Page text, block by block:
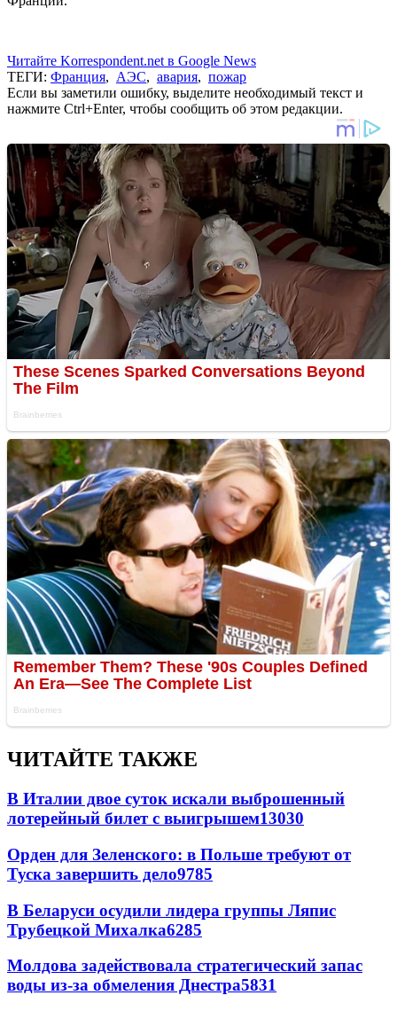
Читайте Korrespondent.net в Google News
ТЕГИ: Франция, АЭС, авария, пожар
Если вы заметили ошибку, выделите необходимый текст и
нажмите Ctrl+Enter, чтобы сообщить об этом редакции.
ЧИТАЙТЕ ТАКЖЕ
В Италии двое суток искали выброшенный
лотерейный билет с выигрышем13030
Орден для Зеленского: в Польше требуют от
Туска завершить дело9785
В Беларуси осудили лидера группы Ляпис
Трубецкой Михалка6285
Молдова задействовала стратегический запас
воды из-за обмеления Днестра5831